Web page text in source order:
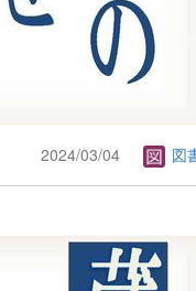
2024/03/04 図